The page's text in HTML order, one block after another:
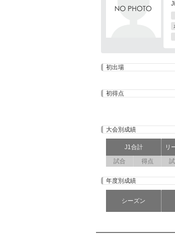
初出場
初得点
大会別成績
J1合計 リ
試合
得点
年度別成績
シーズン